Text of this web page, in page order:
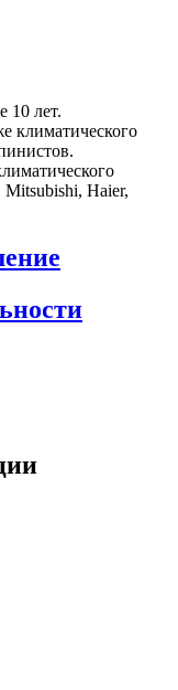
10 лет.
климатического
Haier,